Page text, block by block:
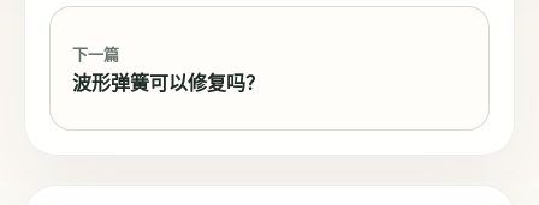
下一篇
波形弹簧可以修复吗？